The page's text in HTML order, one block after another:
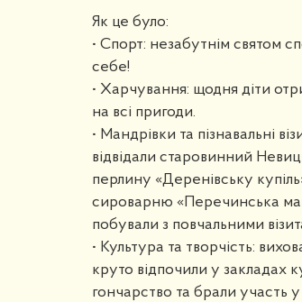
Як це було:
• Спорт: незабутнім святом
себе!
• Харчування: щодня діти
на всі пригоди.
• Мандрівки та пізнавальні
відвідали старовинний
перлину «Деренівську
сироварню «Перечинська
побували з повчальними
• Культура та творчість:
круто відпочили у закладах
гончарство та брали участь